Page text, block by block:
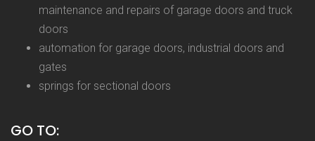
maintenance and repairs of garage doors and truck
doors
automation for garage doors, industrial doors and
gates
springs for sectional doors
GO TO: